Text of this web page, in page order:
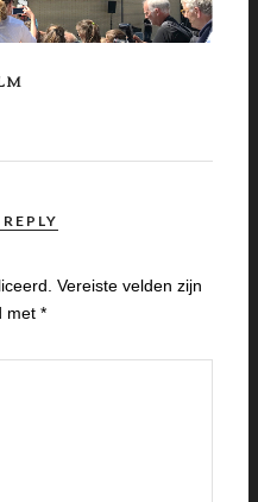
Vereiste velden zijn
met*